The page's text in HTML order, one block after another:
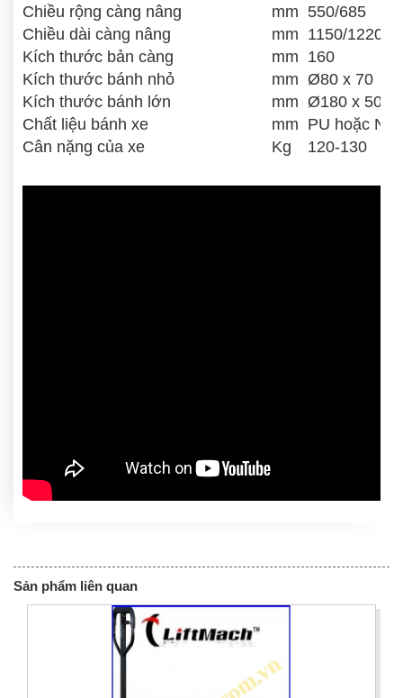
Chiều rộng càng nâng
mm 550/685
Chiều dài càng nâng
mm 1150/1220
Kích thước bản càng
mm 160
Kích thước bánh nhỏ
mm Ø80 x 70
Kích thước bánh lớn
mm Ø180 x 50
Chất liệu bánh xe
mm PU hoặc
Cân nặng của xe
Kg 120-130
Sản phẩm liên quan